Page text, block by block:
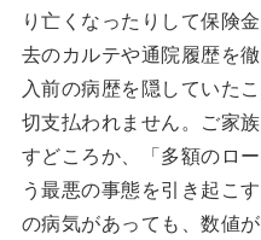
り亡くなったりして保険
去のカルテや通院履歴を
入前の病歴を隠していた
切支払われません。ご家
すどころか、「多額のロ
う最悪の事態を引き起こ
の病気があっても、数値